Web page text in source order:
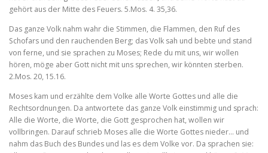
gehört aus der Mitte des Feuers. 5.Mos. 4. 35,36.
Das ganze Volk nahm wahr die Stimmen, die Flammen, den Ruf des
Schofars und den rauchenden Berg; das Volk sah und bebte und stand
von ferne, und sie sprachen zu Moses; Rede du mit uns, wir wollen
hören, möge aber Gott nicht mit uns sprechen, wir könnten sterben.
2.Mos. 20, 15.16.
Moses kam und erzählte dem Volke alle Worte Gottes und alle die
Rechtsordnungen. Da antwortete das ganze Volk einstimmig und sprach:
Alle die Worte, die Worte, die Gott gesprochen hat, wollen wir
vollbringen. Darauf schrieb Moses alle die Worte Gottes nieder… und
nahm das Buch des Bundes und las es dem Volke vor. Da sprachen sie: